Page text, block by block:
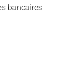
bancaires